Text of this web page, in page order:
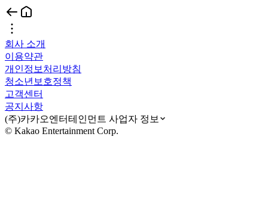
회사 소개
이용약관
개인정보처리방침
청소년보호정책
고객센터
공지사항
(주)카카오엔터테인먼트 사업자 정보
© Kakao Entertainment Corp.